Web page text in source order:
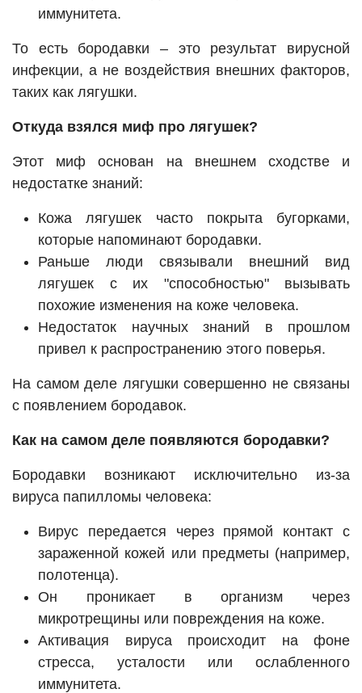
иммунитета.
То есть бородавки – это результат вирусной
инфекции, а не воздействия внешних факторов,
таких как лягушки.
Откуда взялся миф про лягушек?
Этот миф основан на внешнем сходстве и
недостатке знаний:
Кожа лягушек часто покрыта бугорками,
которые напоминают бородавки.
Раньше люди связывали внешний вид
лягушек с их "способностью" вызывать
похожие изменения на коже человека.
Недостаток научных знаний в прошлом
привел к распространению этого поверья.
На самом деле лягушки совершенно не связаны
с появлением бородавок.
Как на самом деле появляются бородавки?
Бородавки возникают исключительно из-за
вируса папилломы человека:
Вирус передается через прямой контакт с
зараженной кожей или предметы (например,
полотенца).
Он проникает в организм через
микротрещины или повреждения на коже.
Активация вируса происходит на фоне
стресса, усталости или ослабленного
иммунитета.